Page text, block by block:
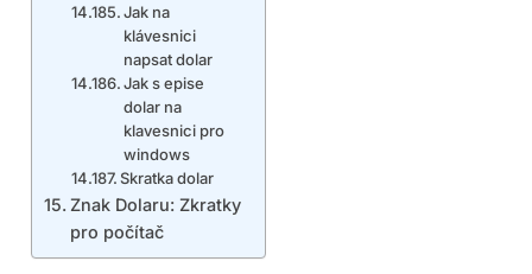
Jak na
klávesnici
napsat dolar
Jak s epise
dolar na
klavesnici pro
windows
Skratka dolar
Znak Dolaru: Zkratky
pro počítač